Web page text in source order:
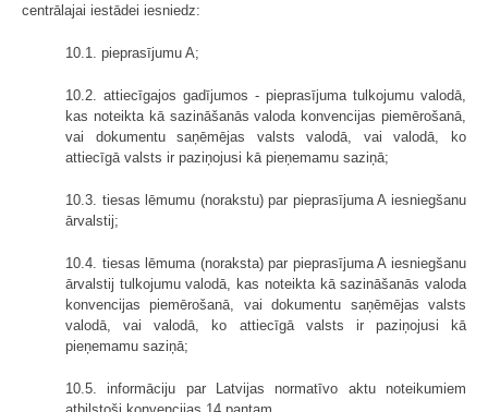
centrālajai iestādei iesniedz:
10.1. pieprasījumu A;
10.2. attiecīgajos gadījumos - pieprasījuma tulkojumu valodā,
kas noteikta kā sazināšanās valoda konvencijas piemērošanā,
vai dokumentu saņēmējas valsts valodā, vai valodā, ko
attiecīgā valsts ir paziņojusi kā pieņemamu saziņā;
10.3. tiesas lēmumu (norakstu) par pieprasījuma A iesniegšanu
ārvalstij;
10.4. tiesas lēmuma (noraksta) par pieprasījuma A iesniegšanu
ārvalstij tulkojumu valodā, kas noteikta kā sazināšanās valoda
konvencijas piemērošanā, vai dokumentu saņēmējas valsts
valodā, vai valodā, ko attiecīgā valsts ir paziņojusi kā
pieņemamu saziņā;
10.5. informāciju par Latvijas normatīvo aktu noteikumiem